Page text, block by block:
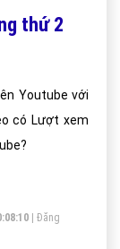
thứ 2
Youtube với
có Lượt xem
Đăng